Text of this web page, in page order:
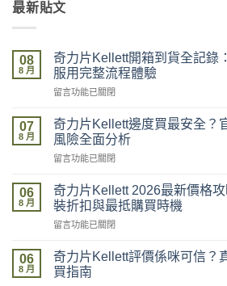
最新貼文
08
8 月
奇力片Kellett開箱到貨全記錄
服用完整流程體驗
在
力
片
Kellett
開
到
貨
全
記
落
單、
留言功能已關閉
07
8 月
奇力片Kellett邊度買最安全？
風險全面分析
在
力
片
Kellett
邊
買
最
安
留言功能已關閉
06
8 月
奇力片Kellett 2026最新價格
裝折扣與最抵購買時機
在
力
片
Kellett
留言功能已關閉
06
8 月
奇力片Kellett評價係咪可信？
買指南